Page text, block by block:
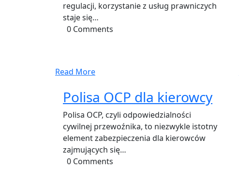
regulacji, korzystanie z usług prawniczych
staje się…
0 Comments
Read More
Polisa OCP dla kierowcy
Polisa OCP, czyli odpowiedzialności
cywilnej przewoźnika, to niezwykle istotny
element zabezpieczenia dla kierowców
zajmujących się…
0 Comments